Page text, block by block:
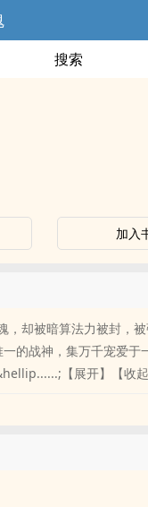
搜索
加入
却被暗算法力被封，被
的战神，集万千宠爱于
【展开】【收起